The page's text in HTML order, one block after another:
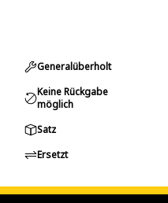
Generalüberholt
Keine Rückgabe
möglich
Satz
Ersetzt